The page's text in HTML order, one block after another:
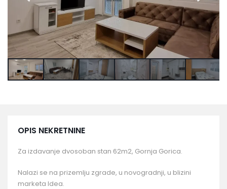
OPIS NEKRETNINE
Za izdavanje dvosoban stan 62m2, Gornja Gorica.
Nalazi se na prizemlju zgrade, u novogradnji, u blizini
marketa Idea.